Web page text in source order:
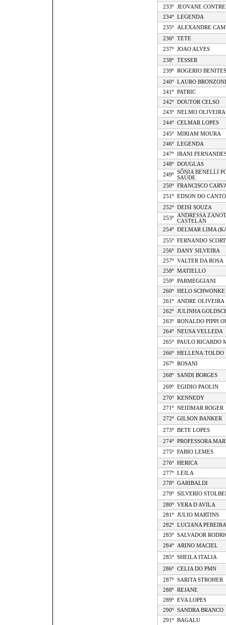
233º
JEOVANE
234º
LEGENDA
235º
ALEXANDRE
236º
TETE
237º
JOAO ALVES
238º
TESSER
239º
ROGERIO BENITES
240º
LAURO BRONZONI
241º
PATRIC
242º
DOUTOR CELSO
243º
NELMO OLIVEIRA
244º
CELMAR LOPES
245º
MIRIAM MOURA
246º
LEGENDA
247º
IRANI
248º
DOUGLAS
249º
SÔNIA BENELLI
SAÚDE
250º
FRANCISCO
251º
EDSON DO CANTO
252º
DEISI SOUZA
253º
ANDRESSA
CASTELAN
254º
DELMAR LIMA
255º
FERNANDO
256º
DANY SILVEIRA
257º
VALTER DA ROSA
258º
MATIELLO
259º
PARMEGGIANI
260º
HELO SCHWONKE
261º
ANDRE OLIVEIRA
262º
JULINHA
263º
RONALDO PIPPI
264º
NEUSA VELLEDA
265º
PAULO RICARDO
266º
HELLENA.TOLDO
267º
ROSANI
268º SANDI BORGES
269º
EGIDIO PAOLIN
270º
KENNEDY
271º
NEIDMAR ROGER
272º
GILSON BANKER
273º
BETE LOPES
274º
PROFESSORA
275º
FABIO LEMES
276º
HERICA
277º
LEILA
278º
GARIBALDI
279º
SILVERIO
280º
VERA D AVILA
281º
JULIO MARTINS
282º
LUCIANA PEREIRA
283º
SALVADOR
284º
ARINO MACIEL
285º SHEILA ITALIA
286º
CELIA DO PMN
287º
SARITA STROHER
288º
REJANE
289º
EVA LOPES
290º
SANDRA BRANCO
291º
BAGALU